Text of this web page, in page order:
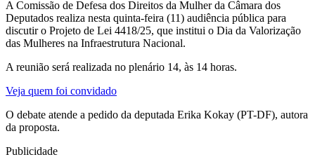
A Comissão de Defesa dos Direitos da Mulher da Câmara dos
Deputados realiza nesta quinta-feira (11) audiência pública para
discutir o Projeto de Lei 4418/25, que institui o Dia da Valorização
das Mulheres na Infraestrutura Nacional.
A reunião será realizada no plenário 14, às 14 horas.
Veja quem foi convidado
O debate atende a pedido da deputada Erika Kokay (PT-DF), autora
da proposta.
Publicidade